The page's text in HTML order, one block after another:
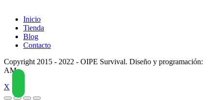
Inicio
Tienda
Blog
Contacto
Copyright 2015 - 2022 - OIPE Survival. Diseño y programación:
AM
X